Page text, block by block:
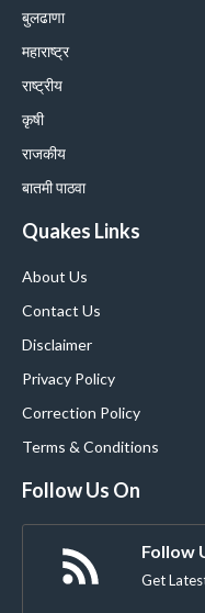
बुलढाणा
महाराष्ट्र
राष्ट्रीय
कृषी
राजकीय
बातमी पाठवा
Quakes Links
About Us
Contact Us
Disclaimer
Privacy Policy
Correction Policy
Terms & Conditions
Follow Us On
Follow
Get